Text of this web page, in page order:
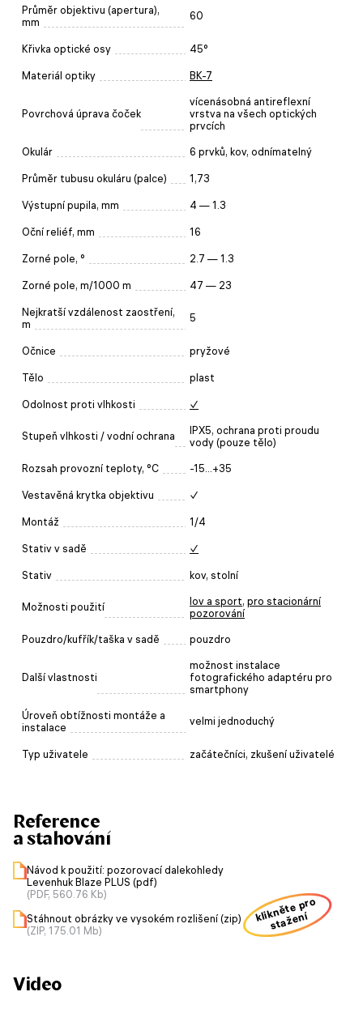
Průměr objektivu (apertura),
mm
60
Křivka optické osy 45°
Materiál optiky BK-7
Povrchová úprava čoček
vícenásobná antireflexní
vrstva na všech optických
prvcích
Okulár 6 prvků, kov, odnímatelný
Průměr tubusu okuláru (palce) 1,73
Výstupní pupila, mm 4 — 1.3
Oční reliéf, mm 16
Zorné pole, ° 2.7 — 1.3
Zorné pole, m/1000 m 47 — 23
Nejkratší vzdálenost zaostření,
m
5
Očnice pryžové
Tělo plast
Odolnost proti vlhkosti ✓
Stupeň vlhkosti / vodní ochrana
IPX5, ochrana proti proudu
vody (pouze tělo)
Rozsah provozní teploty, °C -15...+35
Vestavěná krytka objektivu ✓
Montáž 1/4
Stativ v sadě ✓
Stativ kov, stolní
Možnosti použití lov a sport, pro stacionární
pozorování
Pouzdro/kufřík/taška v sadě pouzdro
Další vlastnosti
možnost instalace
fotografického adaptéru pro
smartphony
Úroveň obtížnosti montáže a
instalace
velmi jednoduchý
Typ uživatele začátečníci, zkušení uživatelé
Reference
a stahování
Návod k použití: pozorovací dalekohledy
Levenhuk Blaze PLUS (pdf)
(PDF, 560.76 Kb)
Stáhnout obrázky ve vysokém rozlišení (zip)
(ZIP, 175.01 Mb)
klikněte pro
stažení
Video